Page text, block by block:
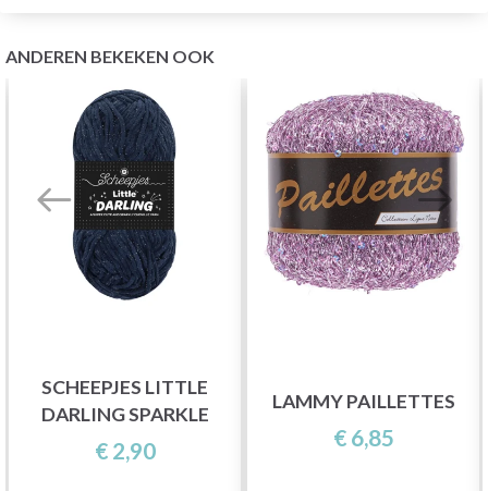
ANDEREN BEKEKEN OOK
SCHEEPJES LITTLE
DARLING SPARKLE
€ 2,90
LAMMY PAILLETTES
€ 6,85